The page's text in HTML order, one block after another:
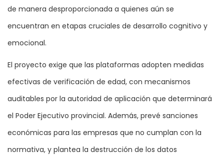
de manera desproporcionada a quienes aún se
encuentran en etapas cruciales de desarrollo cognitivo y
emocional.
El proyecto exige que las plataformas adopten medidas
efectivas de verificación de edad, con mecanismos
auditables por la autoridad de aplicación que determinará
el Poder Ejecutivo provincial. Además, prevé sanciones
económicas para las empresas que no cumplan con la
normativa, y plantea la destrucción de los datos